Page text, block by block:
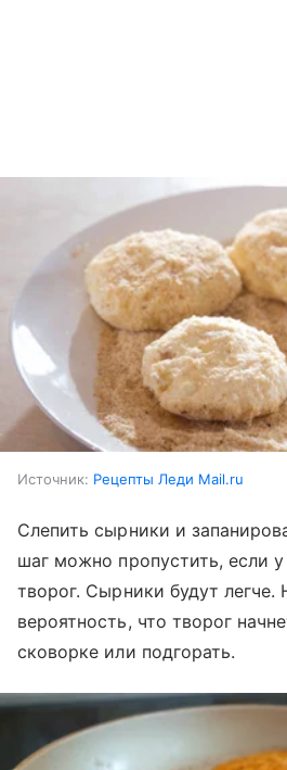
Источник: Рецепты Леди Mail.ru
Слепить сырники и
шаг можно пропустить, если
творог. Сырники будут легче.
вероятность, что творог
сковорке или подгорать.